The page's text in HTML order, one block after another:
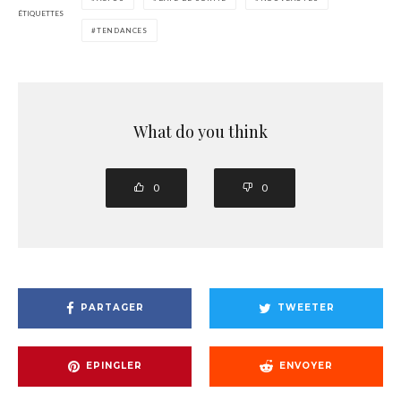
ÉTIQUETTES
TENDANCES
What do you think
0 0
PARTAGER TWEETER
EPINGLER ENVOYER